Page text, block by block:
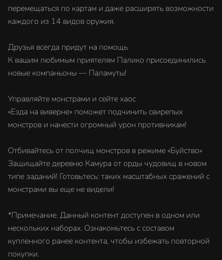
перемещаться по картам и даже расширять возможности
каждого из 14 видов оружия.
Друзья всегда придут на помощь
К вашим любимым приятелям Палико присоединились
новые компаньоны — Паламуты!
Управляйте монстрами и сейте хаос
«Езда на виверне» поможет подчинить свирепых
монстров и нанести огромный урон противникам!
Отбивайтесь от полчищ монстров в режиме «Буйство»
Защищайте деревню Камура от орды чудовищ в новом
типе заданий! Готовьтесь: таких масштабных сражений с
монстрами вы еще не видели!
*Примечание. Данный контент доступен в одном или
нескольких наборах. Ознакомьтесь с составом
купленного ранее контента, чтобы избежать повторной
покупки.